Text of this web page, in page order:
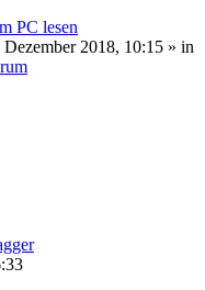
PC lesen
2018, 10:15 » in